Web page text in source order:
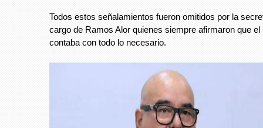
Todos estos señalamientos fueron omitidos por la
cargo de Ramos Alor quienes siempre afirmaron que
contaba con todo lo necesario.